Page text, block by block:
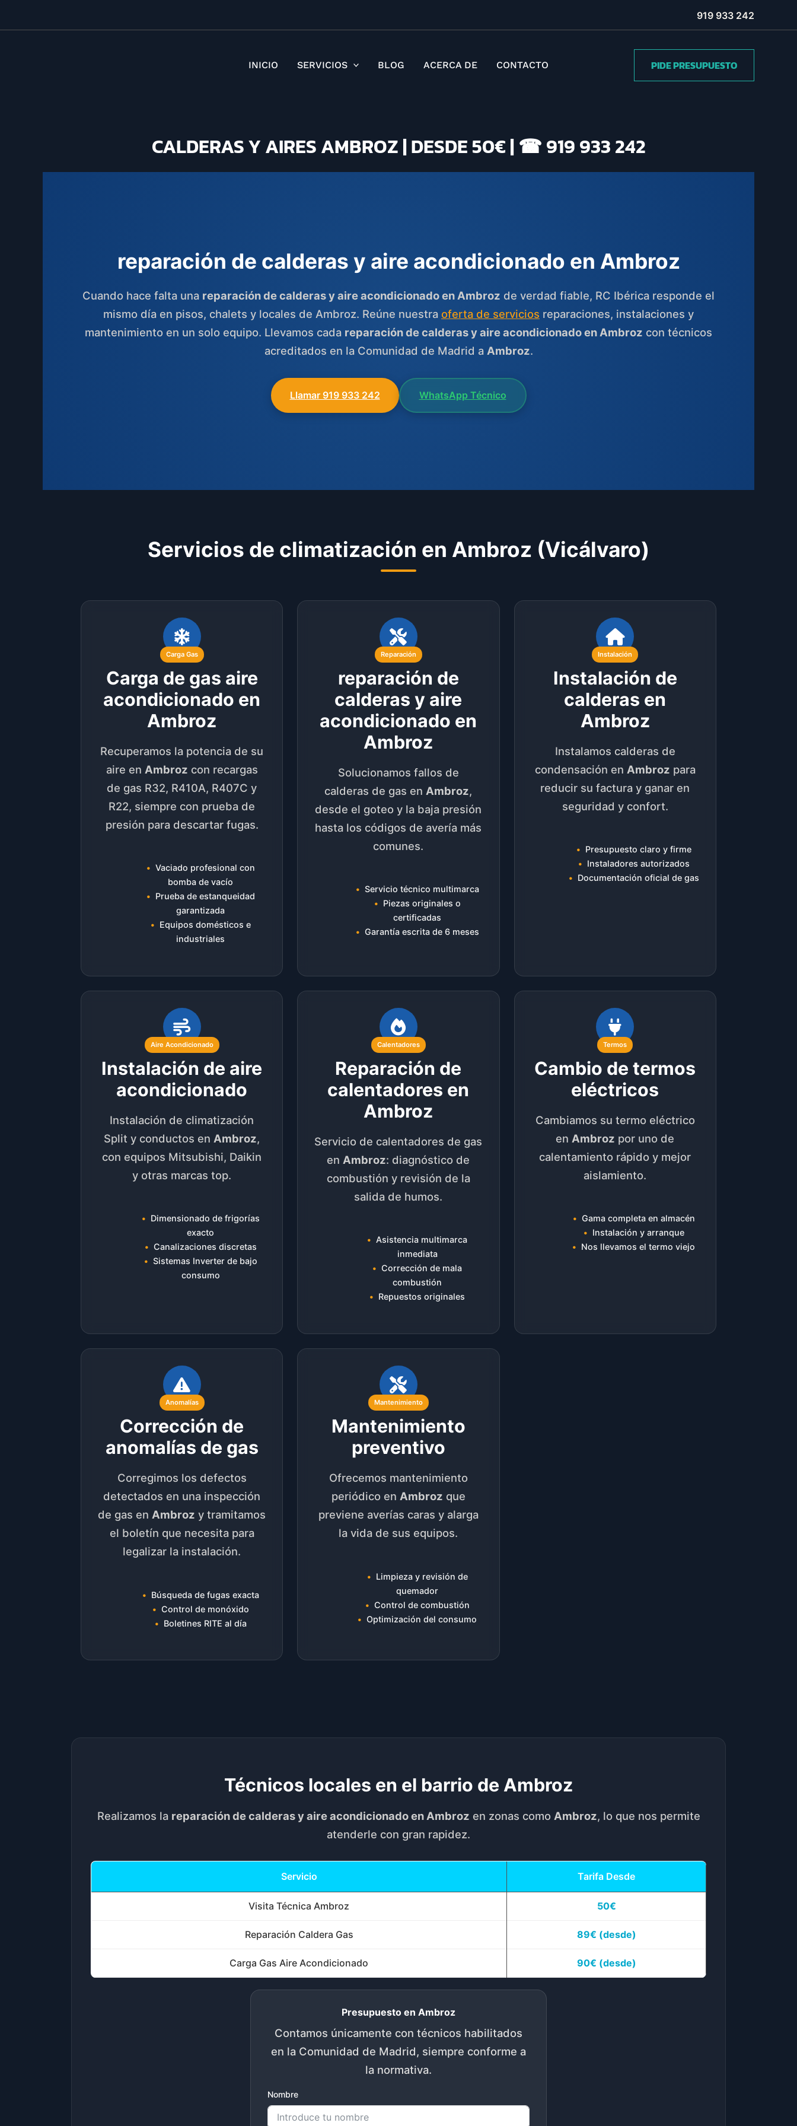
919 933 242
INICIO SERVICIOS BLOG ACERCA DE CONTACTO PIDE PRESUPUESTO
CALDERAS Y AIRES AMBROZ | DESDE 50€ | ☎ 919 933 242
reparación de calderas y aire acondicionado en Ambroz
Cuando hace falta una reparación de calderas y aire acondicionado en Ambroz de verdad fiable, RC Ibérica responde el
mismo día en pisos, chalets y locales de Ambroz. Reúne nuestra oferta de servicios reparaciones, instalaciones y
mantenimiento en un solo equipo. Llevamos cada reparación de calderas y aire acondicionado en Ambroz con técnicos
acreditados en la Comunidad de Madrid a Ambroz.
Llamar 919 933 242 WhatsApp Técnico
Servicios de climatización en Ambroz (Vicálvaro)
Carga Gas
Carga de gas aire
acondicionado en
Ambroz
Recuperamos la potencia de su
aire en Ambroz con recargas
de gas R32, R410A, R407C y
R22, siempre con prueba de
presión para descartar fugas.
Vaciado profesional con
bomba de vacío
Prueba de estanqueidad
garantizada
Equipos domésticos e
industriales
Reparación
reparación de
calderas y aire
acondicionado en
Ambroz
Solucionamos fallos de
calderas de gas en Ambroz,
desde el goteo y la baja presión
hasta los códigos de avería más
comunes.
Servicio técnico multimarca
Piezas originales o
certificadas
Garantía escrita de 6 meses
Instalación
Instalación de
calderas en
Ambroz
Instalamos calderas de
condensación en Ambroz para
reducir su factura y ganar en
seguridad y confort.
Presupuesto claro y firme
Instaladores autorizados
Documentación oficial de gas
Aire Acondicionado
Instalación de aire
acondicionado
Instalación de climatización
Split y conductos en Ambroz,
con equipos Mitsubishi, Daikin
y otras marcas top.
Dimensionado de frigorías
exacto
Canalizaciones discretas
Sistemas Inverter de bajo
consumo
Calentadores
Reparación de
calentadores en
Ambroz
Servicio de calentadores de gas
en Ambroz: diagnóstico de
combustión y revisión de la
salida de humos.
Asistencia multimarca
inmediata
Corrección de mala
combustión
Repuestos originales
Termos
Cambio de termos
eléctricos
Cambiamos su termo eléctrico
en Ambroz por uno de
calentamiento rápido y mejor
aislamiento.
Gama completa en almacén
Instalación y arranque
Nos llevamos el termo viejo
Anomalías
Corrección de
anomalías de gas
Corregimos los defectos
detectados en una inspección
de gas en Ambroz y tramitamos
el boletín que necesita para
legalizar la instalación.
Búsqueda de fugas exacta
Control de monóxido
Boletines RITE al día
Mantenimiento
Mantenimiento
preventivo
Ofrecemos mantenimiento
periódico en Ambroz que
previene averías caras y alarga
la vida de sus equipos.
Limpieza y revisión de
quemador
Control de combustión
Optimización del consumo
Técnicos locales en el barrio de Ambroz
Realizamos la reparación de calderas y aire acondicionado en Ambroz en zonas como Ambroz, lo que nos permite
atenderle con gran rapidez.
Servicio Tarifa Desde
Visita Técnica Ambroz 50€
Reparación Caldera Gas 89€ (desde)
Carga Gas Aire Acondicionado 90€ (desde)
Presupuesto en Ambroz
Contamos únicamente con técnicos habilitados
en la Comunidad de Madrid, siempre conforme a
la normativa.
Nombre